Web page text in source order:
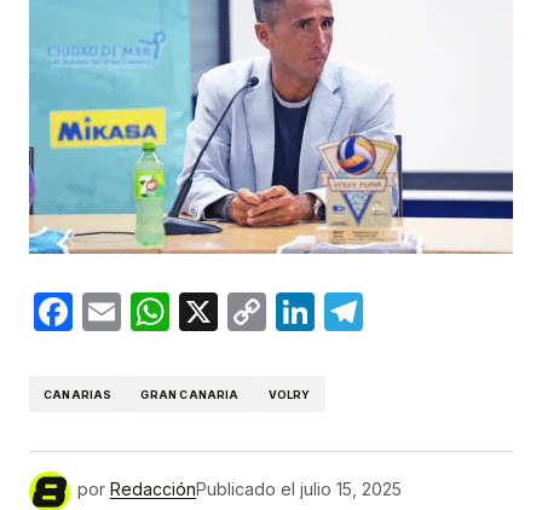
Facebook
EmailWhatsApp
X
CopyLinkedIn
CANARIAS GRAN CANARIA VOLRY
por RedacciónPublicado el julio 15, 2025